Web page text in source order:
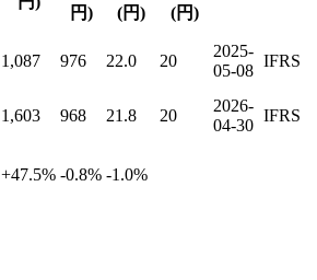
円) (円) (円)
1,087 976 22.0 20
2025-
05-08
IFRS
1,603 968 21.8 20
2026-
04-30
IFRS
+47.5% -0.8% -1.0%